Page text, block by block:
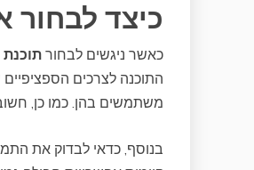
כיצד
כאשר ניגשים לבחור תוכנת
התוכנה לצרכים
משתמשים בהן. כמו כן,
בנוסף, כדאי לבדוק את